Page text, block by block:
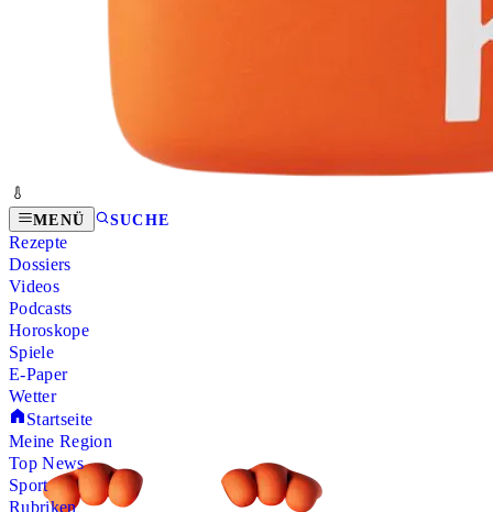
MENÜ SUCHE
Rezepte
Dossiers
Videos
Podcasts
Horoskope
Spiele
E-Paper
Wetter
Startseite
Meine Region
Top News
Sport
Rubriken